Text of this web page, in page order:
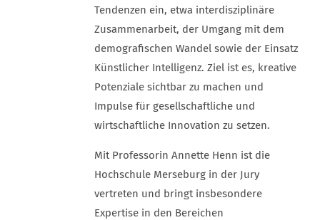
Tendenzen ein, etwa interdisziplinäre
Zusammenarbeit, der Umgang mit dem
demografischen Wandel sowie der Einsatz
Künstlicher Intelligenz. Ziel ist es, kreative
Potenziale sichtbar zu machen und
Impulse für gesellschaftliche und
wirtschaftliche Innovation zu setzen.
Mit Professorin Annette Henn ist die
Hochschule Merseburg in der Jury
vertreten und bringt insbesondere
Expertise in den Bereichen